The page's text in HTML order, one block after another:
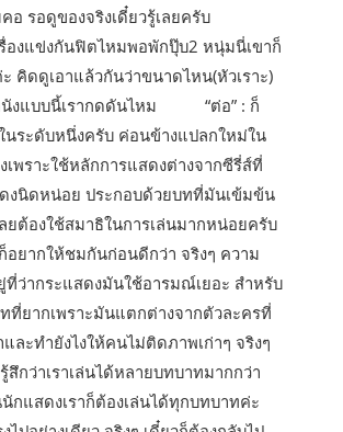
อ รอดูของจริงเดี๋ยวรู้เลยครับ
รื่องแข่งกันฟิตไหมพอพักปุ๊บ2 หนุ่มนี่เขาก็
คิดดูเอาแล้วกันว่าขนาดไหน(หัวเราะ)
นังแบบนี้เรากดดันไหม “ต่อ” : ก็
นระดับหนึ่งครับ ค่อนข้างแปลกใหม่ใน
เพราะใช้หลักการแสดงต่างจากซีรี่ส์ที่
ดงนิดหน่อย ประกอบด้วยบทที่มันเข้มข้น
ยต้องใช้สมาธิในการเล่นมากหน่อยครับ
ยากให้ชมกันก่อนดีกว่า จริงๆ ความ
ที่ว่ากระแสดงมันใช้อารมณ์เยอะ สำหรับ
ที่ยากเพราะมันแตกต่างจากตัวละครที่
ละทำยังไงให้คนไม่ติดภาพเก่าๆ จริงๆ
กว่าเราเล่นได้หลายบทบาทมากกว่า
นักแสดงเราก็ต้องเล่นได้ทุกบทบาทค่ะ